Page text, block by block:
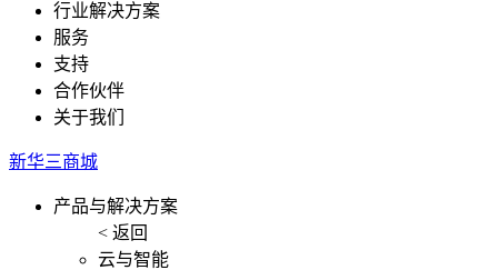
行业解决方案
服务
支持
合作伙伴
关于我们
新华三商城
产品与解决方案
< 返回
云与智能